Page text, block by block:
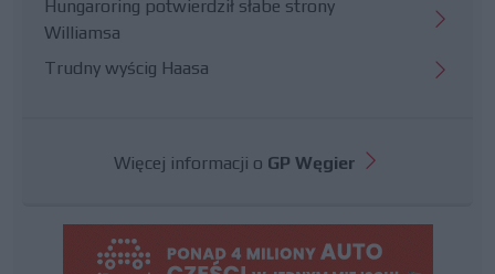
Hungaroring potwierdził słabe strony
Williamsa
Trudny wyścig Haasa
Więcej informacji o GP Węgier